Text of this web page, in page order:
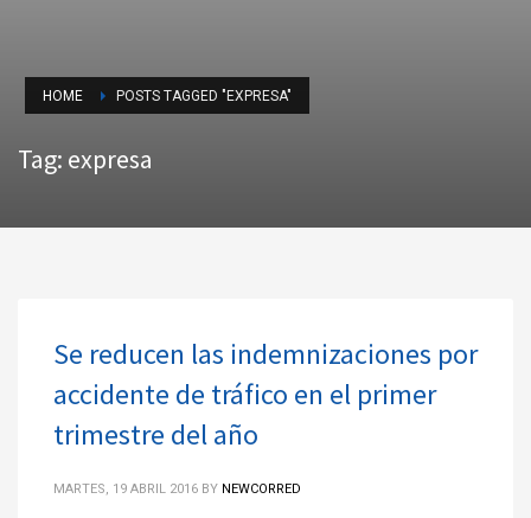
HOME POSTS TAGGED "EXPRESA"
Tag: expresa
Se reducen las indemnizaciones por
accidente de tráfico en el primer
trimestre del año
MARTES, 19 ABRIL 2016 BY NEWCORRED